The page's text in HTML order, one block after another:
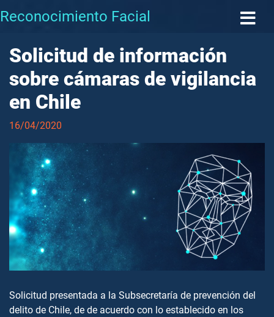
Reconocimiento Facial
Solicitud de información
sobre cámaras de vigilancia
en Chile
16/04/2020
Solicitud presentada a la Subsecretaría de prevención del
delito de Chile, de de acuerdo con lo establecido en los